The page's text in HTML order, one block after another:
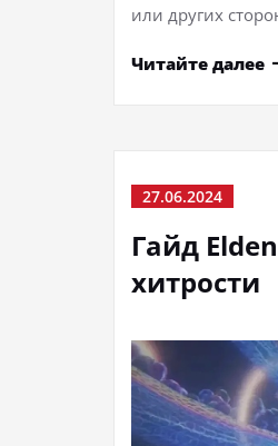
или других
Читайте далее
27.06.2024
Гайд
хитрости